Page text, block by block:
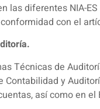
diferentes NIA-ES
con el
Técnicas de
y
así como en